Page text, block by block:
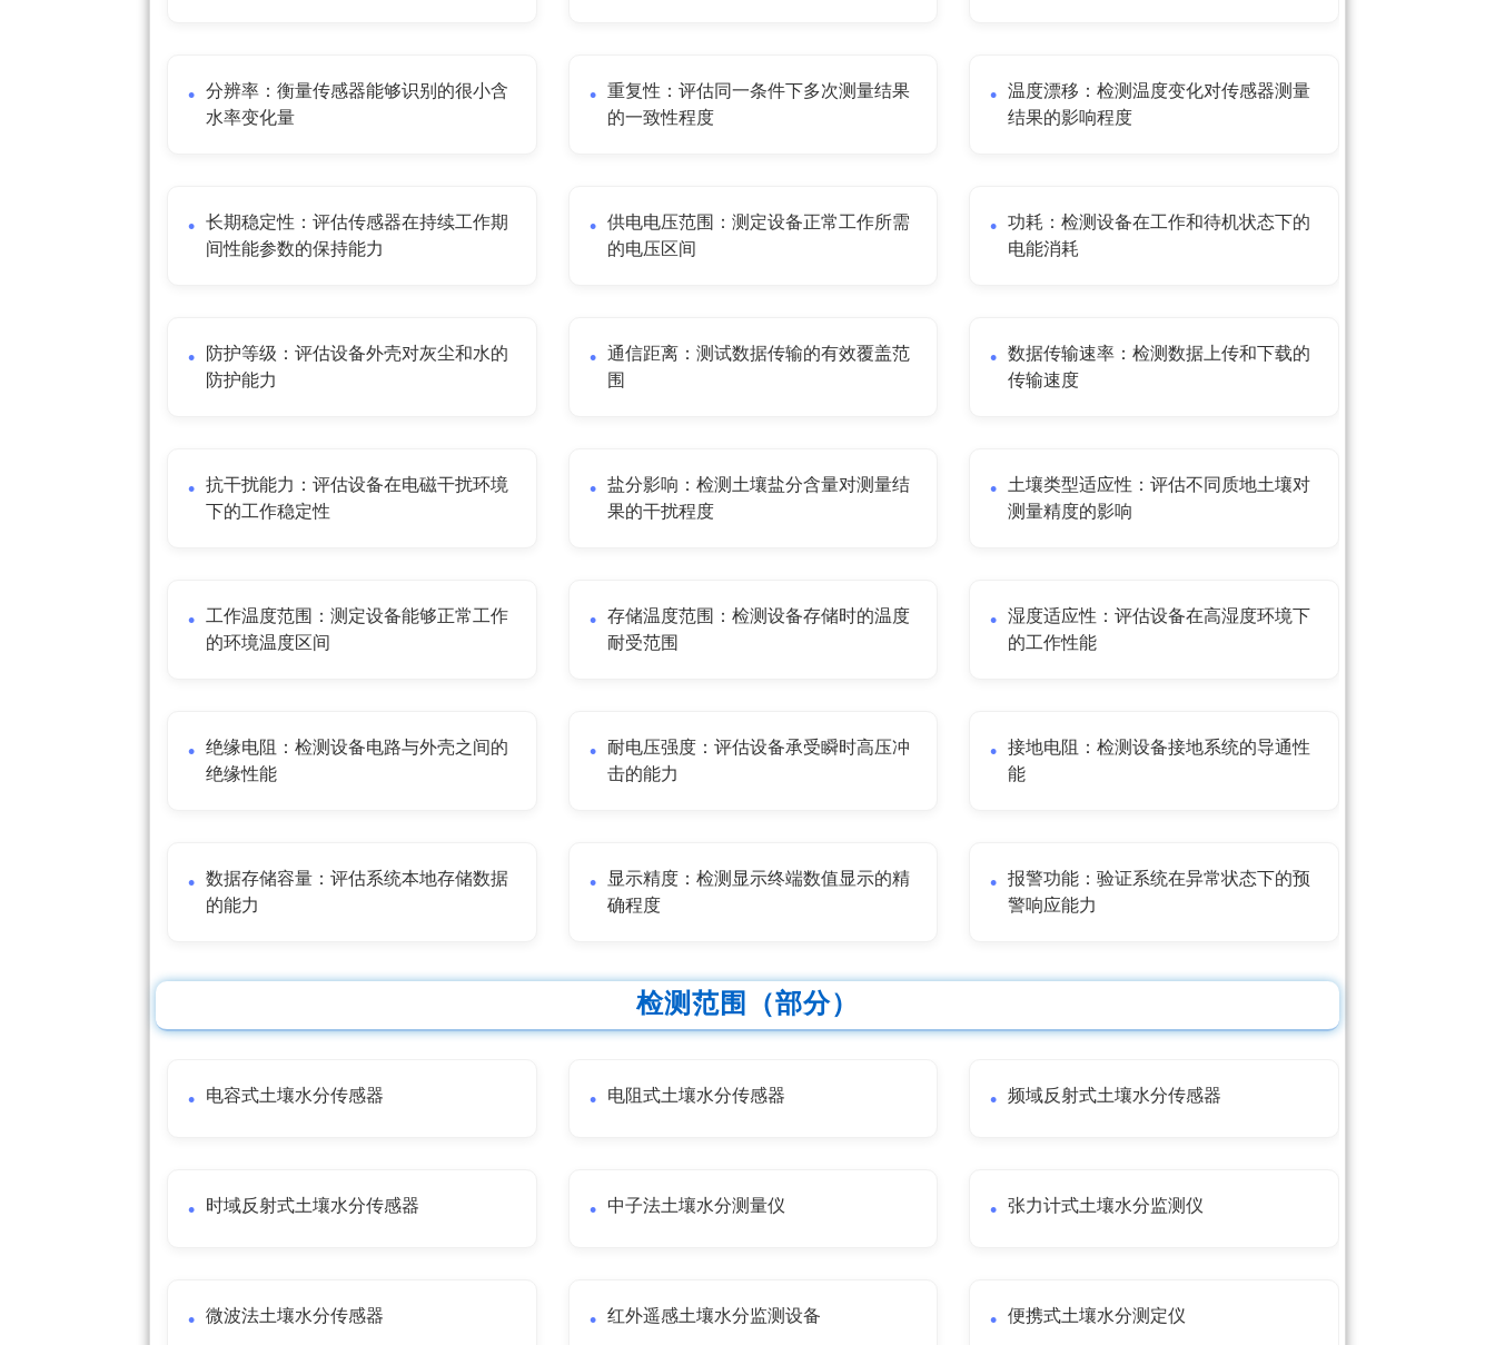
分辨率：衡量传感器能够识别的很小含
水率变化量
重复性：评估同一条件下多次测量结果
的一致性程度
温度漂移：检测温度变化对传感器测量
结果的影响程度
长期稳定性：评估传感器在持续工作期
间性能参数的保持能力
供电电压范围：测定设备正常工作所需
的电压区间
功耗：检测设备在工作和待机状态下的
电能消耗
防护等级：评估设备外壳对灰尘和水的
防护能力
通信距离：测试数据传输的有效覆盖范
围
数据传输速率：检测数据上传和下载的
传输速度
抗干扰能力：评估设备在电磁干扰环境
下的工作稳定性
盐分影响：检测土壤盐分含量对测量结
果的干扰程度
土壤类型适应性：评估不同质地土壤对
测量精度的影响
工作温度范围：测定设备能够正常工作
的环境温度区间
存储温度范围：检测设备存储时的温度
耐受范围
湿度适应性：评估设备在高湿度环境下
的工作性能
绝缘电阻：检测设备电路与外壳之间的
绝缘性能
耐电压强度：评估设备承受瞬时高压冲
击的能力
接地电阻：检测设备接地系统的导通性
能
数据存储容量：评估系统本地存储数据
的能力
显示精度：检测显示终端数值显示的精
确程度
报警功能：验证系统在异常状态下的预
警响应能力
检测范围（部分）
电容式土壤水分传感器 电阻式土壤水分传感器 频域反射式土壤水分传感器
时域反射式土壤水分传感器 中子法土壤水分测量仪 张力计式土壤水分监测仪
微波法土壤水分传感器 红外遥感土壤水分监测设备 便携式土壤水分测定仪